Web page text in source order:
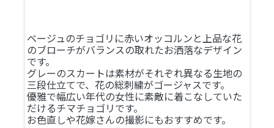
ベージュのチョゴリに赤いオッコルンと上品な花
のブローチがバランスの取れたお洒落なデザイン
です。
グレーのスカートは素材がそれぞれ異なる生地の
三段仕立てで、花の総刺繍がゴージャスです。
優雅で幅広い年代の女性に素敵に着こなしていた
だけるチマチョゴリです。
お色直しや花嫁さんの撮影にもおすすめです。